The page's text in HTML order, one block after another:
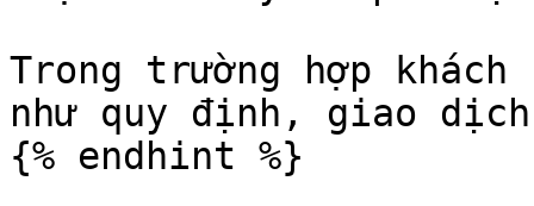
Trong trường hợp khách
như quy định, giao
{% endhint %}